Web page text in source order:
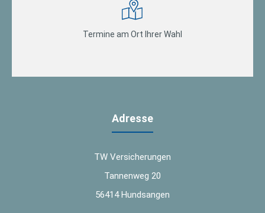
Termine am Ort Ihrer Wahl
Adresse
TW Versicherungen
Tannenweg 20
56414 Hundsangen